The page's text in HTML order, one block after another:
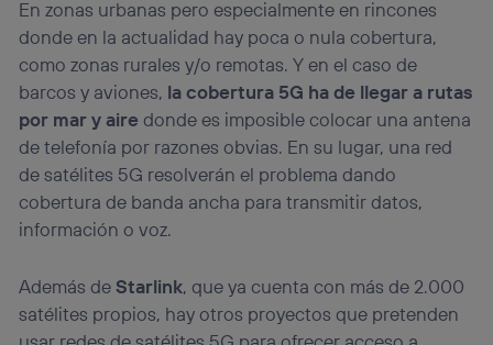
En zonas urbanas pero especialmente en rincones
donde en la actualidad hay poca o nula cobertura,
como zonas rurales y/o remotas. Y en el caso de
barcos y aviones, la cobertura 5G ha de llegar a rutas
por mar y aire donde es imposible colocar una antena
de telefonía por razones obvias. En su lugar, una red
de satélites 5G resolverán el problema dando
cobertura de banda ancha para transmitir datos,
información o voz.
Además deStarlink, que ya cuenta con más de 2.000
satélites propios, hay otros proyectos que pretenden